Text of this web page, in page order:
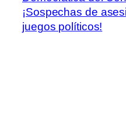
¡Sospechas de
juegos políticos!